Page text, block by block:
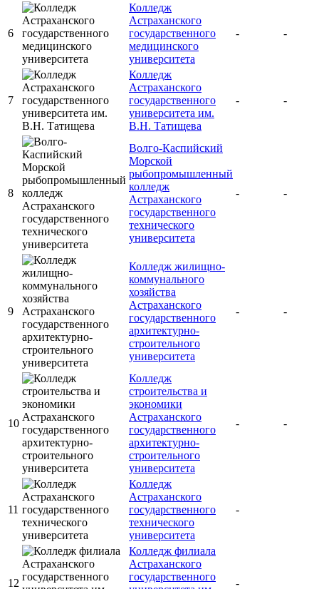
6
Колледж
Астраханского
государственного
медицинского
университета
- -
7
Колледж
Астраханского
государственного
университета им.
В.Н. Татищева
- -
8
Волго-Каспийский
Морской
рыбопромышленный
колледж
Астраханского
государственного
технического
университета
- -
9
Колледж жилищно-
коммунального
хозяйства
Астраханского
государственного
архитектурно-
строительного
университета
- -
10
Колледж
строительства и
экономики
Астраханского
государственного
архитектурно-
строительного
университета
- -
11
Колледж
Астраханского
государственного
технического
университета
-
12
Колледж филиала
Астраханского
государственного
-